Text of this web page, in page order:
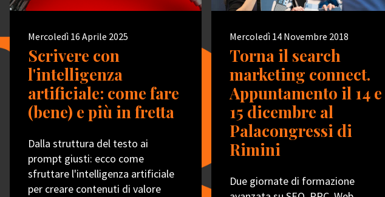
Mercoledì 16 Aprile 2025
Scrivere con
l'intelligenza
artificiale: come fare
(bene) e più in fretta
Dalla struttura del testo ai
prompt giusti: ecco come
sfruttare l'intelligenza artificiale
per creare contenuti di valore
Mercoledì 14 Novembre 2018
Torna il search
marketing connect.
Appuntamento il 14 e
15 dicembre al
Palacongressi di
Rimini
Due giornate di formazione